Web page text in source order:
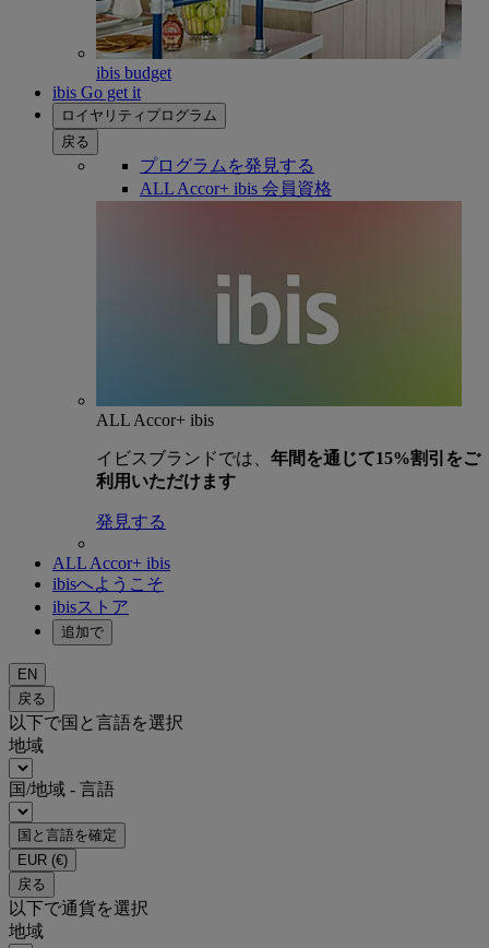
ibis budget
ibis Go get it
ロイヤリティプログラム
戻る
プログラムを発見する
ALL Accor+ ibis 会員資格
ALL Accor+ ibis
イビスブランドでは、 年間を通じて15%割引をご
利用いただけます
発見する
ALL Accor+ ibis
ibisへようこそ
ibisストア
追加で
EN
戻る
以下で国と言語を選択
地域
国/地域 - 言語
国と言語を確定
EUR (€)
戻る
以下で通貨を選択
地域